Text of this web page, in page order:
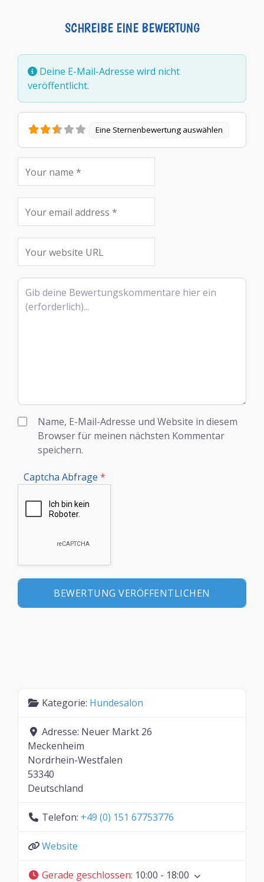
SCHREIBE EINE BEWERTUNG
Deine E-Mail-Adresse wird nicht
veröffentlicht.
Eine Sternenbewertung auswählen
Rezensionstext
Name, E-Mail-Adresse und Website in diesem
Browser für meinen nächsten Kommentar
speichern.
Captcha Abfrage *
Kategorie: Hundesalon
Adresse: Neuer Markt 26
Meckenheim
Nordrhein-Westfalen
53340
Deutschland
Telefon: +49 (0) 151 67753776
Website
Gerade geschlossen: 10:00 - 18:00